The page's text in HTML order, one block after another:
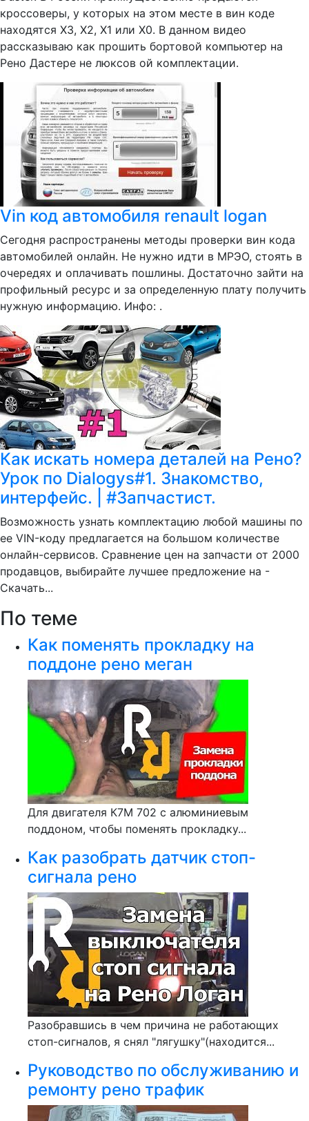
кроссоверы, у которых на этом месте в вин коде
находятся Х3, Х2, Х1 или Х0. В данном видео
рассказываю как прошить бортовой компьютер на
Рено Дастере не люксов ой комплектации.
Vin код автомобиля renault logan
Сегодня распространены методы проверки вин кода
автомобилей онлайн. Не нужно идти в МРЭО, стоять в
очередях и оплачивать пошлины. Достаточно зайти на
профильный ресурс и за определенную плату получить
нужную информацию. Инфо: .
Как искать номера деталей на Рено?
Урок по Dialogys#1. Знакомство,
интерфейс. | #Запчастист.
Возможность узнать комплектацию любой машины по
ее VIN-коду предлагается на большом количестве
онлайн-сервисов. Сравнение цен на запчасти от 2000
продавцов, выбирайте лучшее предложение на -
Скачать...
По теме
Как поменять прокладку на
поддоне рено меган
Для двигателя К7М 702 с алюминиевым
поддоном, чтобы поменять прокладку...
Как разобрать датчик стоп-
сигнала рено
Разобравшись в чем причина не работающих
стоп-сигналов, я снял "лягушку"(находится...
Руководство по обслуживанию и
ремонту рено трафик